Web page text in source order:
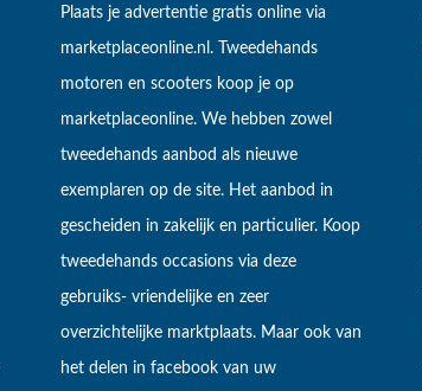
Plaats je advertentie gratis online via
marketplaceonline.nl. Tweedehands
motoren en scooters koop je op
marketplaceonline. We hebben zowel
tweedehands aanbod als nieuwe
exemplaren op de site. Het aanbod in
gescheiden in zakelijk en particulier. Koop
tweedehands occasions via deze
gebruiks- vriendelijke en zeer
overzichtelijke marktplaats. Maar ook van
het delen in facebook van uw